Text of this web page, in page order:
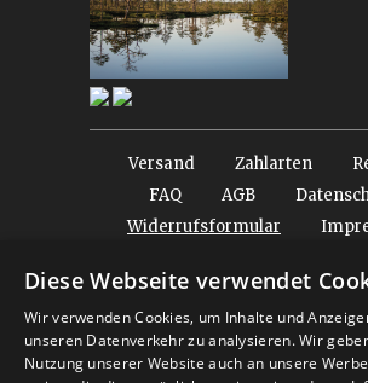
Versand Zahlarten
FAQ
AGB
Widerrufsformular
Diese Webseite verwendet
Wir verwenden Cookies, um Inhalte und
unseren Datenverkehr zu analysieren. Wir
Nutzung unserer Website auch an unsere